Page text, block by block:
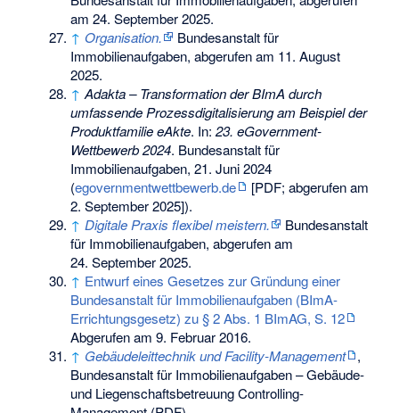
am 24. September 2025.
↑ Organisation.
Bundesanstalt für
Immobilienaufgaben, abgerufen am 11. August
2025.
↑ Adakta – Transformation der BImA durch
umfassende Prozessdigitalisierung am Beispiel der
Produktfamilie eAkte. In:23. eGovernment-
Wettbewerb 2024. Bundesanstalt für
Immobilienaufgaben, 21. Juni 2024
(egovernmentwettbewerb.de
[PDF; abgerufen am
2. September 2025]).
↑ Digitale Praxis flexibel meistern.
Bundesanstalt
für Immobilienaufgaben, abgerufen am
24. September 2025.
↑ Entwurf eines Gesetzes zur Gründung einer
Bundesanstalt für Immobilienaufgaben (BImA-
Errichtungsgesetz) zu § 2 Abs. 1 BImAG, S. 12
Abgerufen am 9. Februar 2016.
↑ Gebäudeleittechnik und Facility-Management
,
Bundesanstalt für Immobilienaufgaben – Gebäude-
und Liegenschaftsbetreuung Controlling-